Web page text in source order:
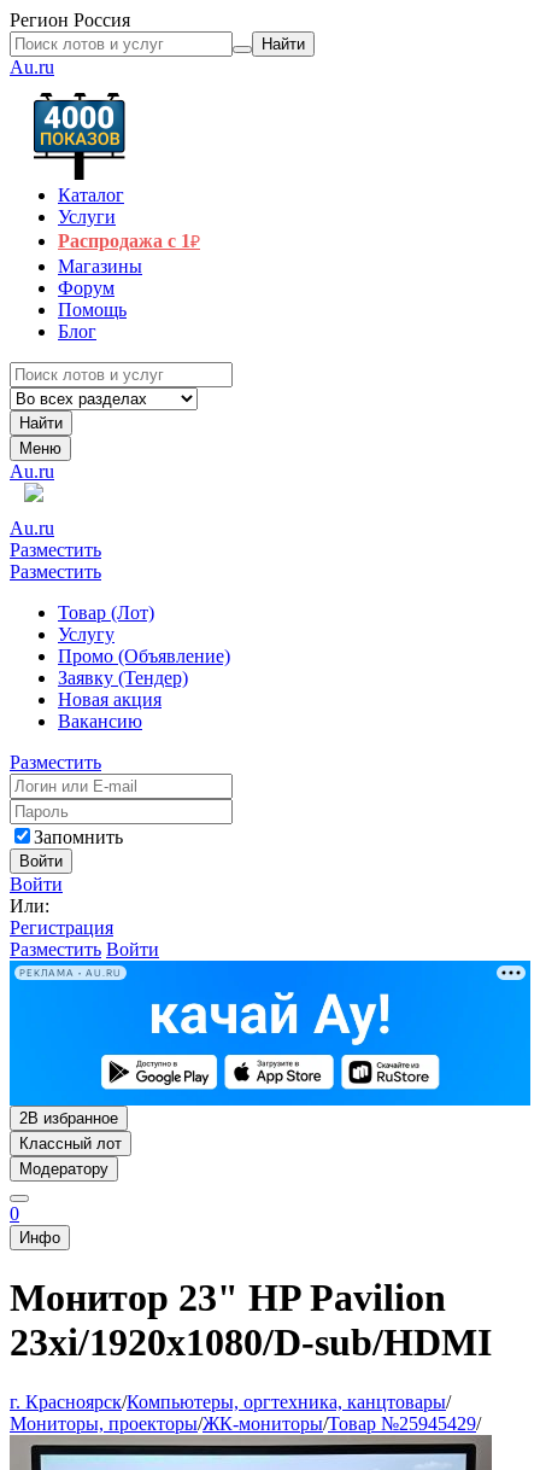
Регион Россия
Найти
Au.ru
Каталог
Услуги
Распродажа с 1₽
Магазины
Форум
Помощь
Блог
Найти
Меню
Au.ru
Au.ru
Разместить
Разместить
Товар (Лот)
Услугу
Промо (Объявление)
Заявку (Тендер)
Новая акция
Вакансию
Разместить
Запомнить
Войти
Войти
Или:
Регистрация
Разместить Войти
РЕКЛАМА • AU.RU
2В избранное
Классный лот
Модератору
0
Инфо
Монитор 23" HP Pavilion
23xi/1920x1080/D-sub/HDMI
г. Красноярск/Компьютеры, оргтехника, канцтовары/
Мониторы, проекторы/ЖК-мониторы/Товар №25945429/